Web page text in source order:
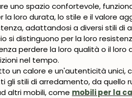
uno spazio confortevole,
loro durata, lo stile e il valore
adattandosi a diversi stili di
si distinguono per la loro
perdere la loro qualità o il
nel tempo.
un calore e un'autenticità unici,
stili di arredamento, da quello
altri mobili, come mobili per la